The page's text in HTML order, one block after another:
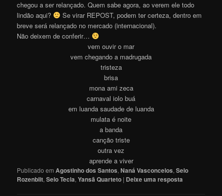
chegou a ser relançado. Quem sabe agora, ao verem ele todo
lindão aqui?
Se virar REPOST, podem ter certeza, dentro em
breve será relançado no mercado (internacional).
Não deixem de conferir…
vem ouvir o mar
vem chegando a madrugada
tristeza
brisa
mona ami zeca
carnaval iolo buá
em luanda saudade de luanda
mulata é noite
a banda
canção triste
outra vez
aprende a viver
Publicado em Agostinho dos Santos,Naná Vasconcelos,Selo
Rozenblit,Selo Tecla,Yansã Quarteto | Deixe uma resposta